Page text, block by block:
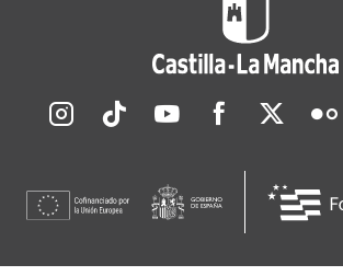
Redes sociales JCCM